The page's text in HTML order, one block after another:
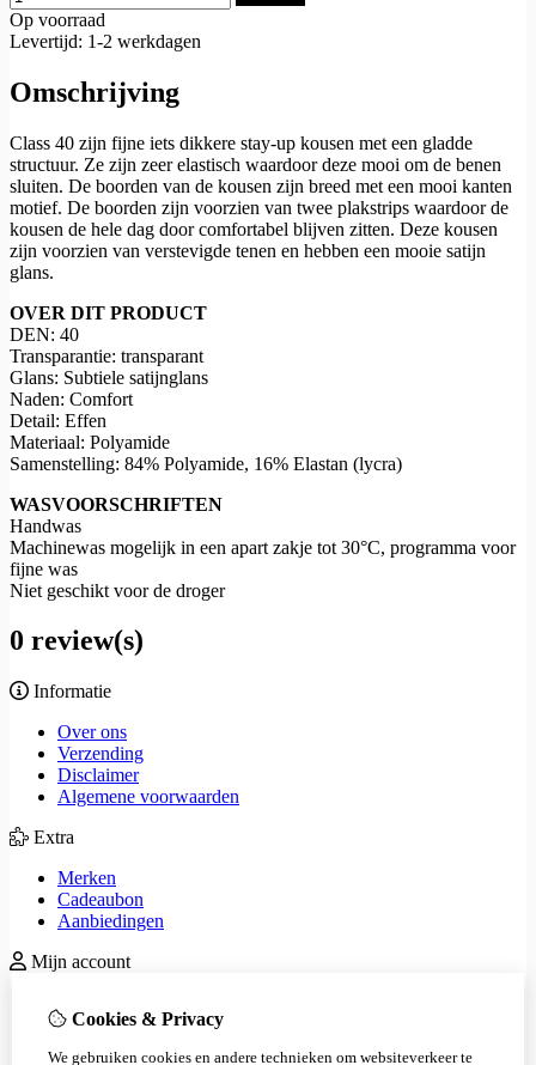
Op voorraad
Levertijd: 1-2 werkdagen
Omschrijving
Class 40 zijn fijne iets dikkere stay-up kousen met een gladde
structuur. Ze zijn zeer elastisch waardoor deze mooi om de benen
sluiten. De boorden van de kousen zijn breed met een mooi kanten
motief. De boorden zijn voorzien van twee plakstrips waardoor de
kousen de hele dag door comfortabel blijven zitten. Deze kousen
zijn voorzien van verstevigde tenen en hebben een mooie satijn
glans.
OVER DIT PRODUCT
DEN: 40
Transparantie: transparant
Glans: Subtiele satijnglans
Naden: Comfort
Detail: Effen
Materiaal: Polyamide
Samenstelling: 84% Polyamide, 16% Elastan (lycra)
WASVOORSCHRIFTEN
Handwas
Machinewas mogelijk in een apart zakje tot 30°C, programma voor
fijne was
Niet geschikt voor de droger
0 review(s)
Informatie
Over ons
Verzending
Disclaimer
Algemene voorwaarden
Extra
Merken
Cadeaubon
Aanbiedingen
Mijn account
Bestelhistorie
Cookies & Privacy
We gebruiken cookies en andere technieken om websiteverkeer te